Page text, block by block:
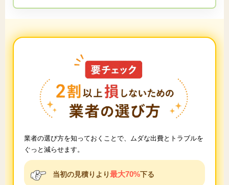
業者の選び方を知っておくことで、ムダな出費とトラブルを
ぐっと減らせます。
当初の見積りより最大70%下る